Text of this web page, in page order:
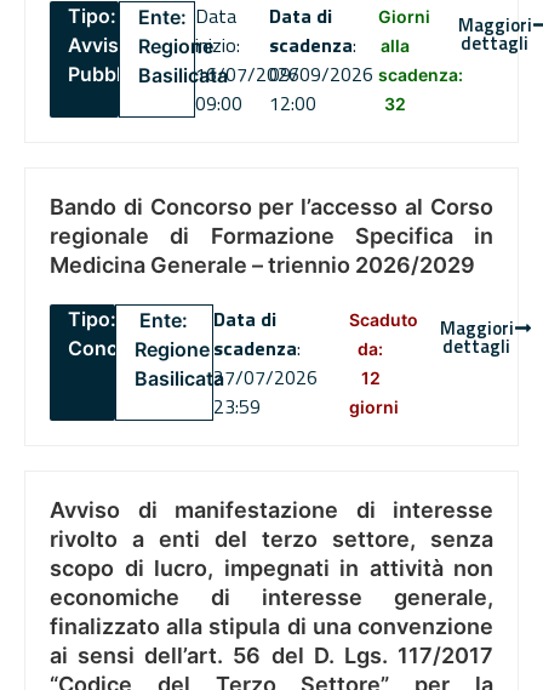
Tipo:
Avviso
Pubblico
Ente:
Regione
Basilicata
Data
inizio:
16/07/2026
09:00
Data di
scadenza:
09/09/2026
12:00
Giorni
alla
scadenza:
32
Maggiori
dettagli
Bando di Concorso per l’accesso al Corso
regionale di Formazione Specifica in
Medicina Generale – triennio 2026/2029
Tipo:
Concorsi
Ente:
Regione
Basilicata
Data di
scadenza:
27/07/2026
23:59
Scaduto
da:
12
giorni
Maggiori
dettagli
Avviso di manifestazione di interesse
rivolto a enti del terzo settore, senza
scopo di lucro, impegnati in attività non
economiche di interesse generale,
finalizzato alla stipula di una convenzione
ai sensi dell’art. 56 del D. Lgs. 117/2017
“Codice del Terzo Settore” per la